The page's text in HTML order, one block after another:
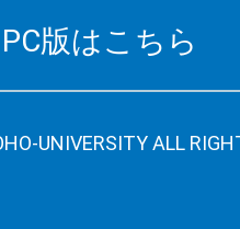
PC版はこちら
UNIVERSITY ALL